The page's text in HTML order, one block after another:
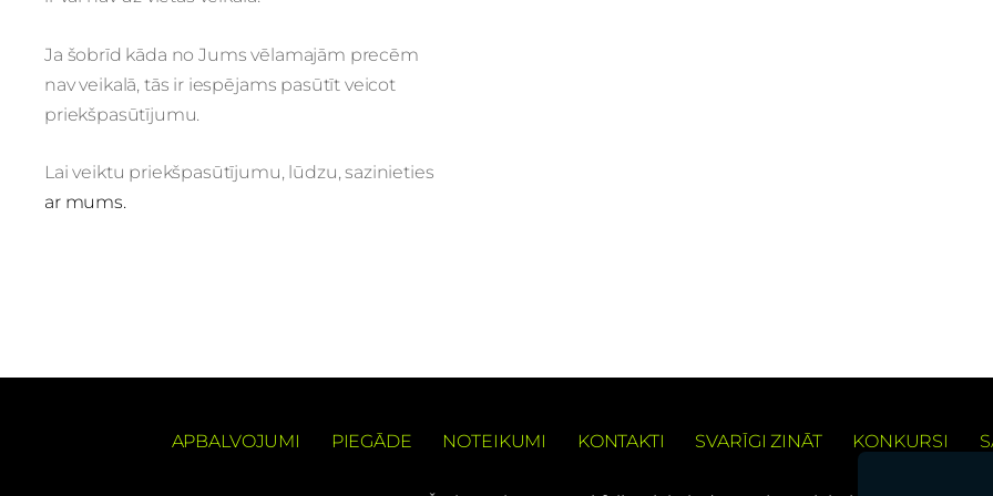
Ja šobrīd kāda no Jums vēlamajām precēm
nav veikalā, tās ir iespējams pasūtīt veicot
priekšpasūtījumu.
Lai veiktu priekšpasūtījumu, lūdzu, sazinieties
ar mums.
APBALVOJUMI PIEGĀDE NOTEIKUMI KONTAKTI SVARĪGI ZINĀT KONKURSI